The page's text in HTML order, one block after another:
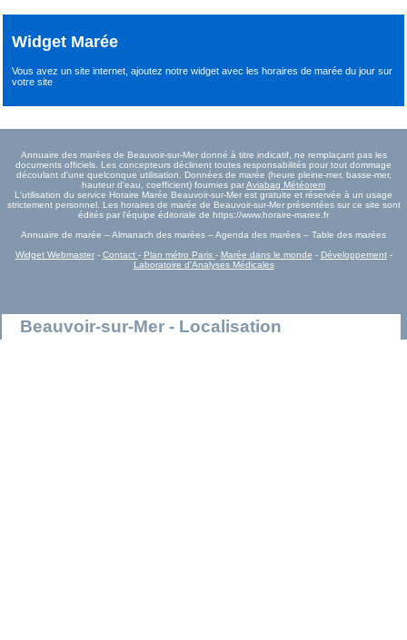
Widget Marée
Vous avez un site internet,ajoutez notre widget avec les horaires de marée du joursur
votre site
Annuaire des marées de Beauvoir-sur-Mer donné à titre indicatif, ne remplaçant pas les
documents officiels. Les concepteurs déclinent toutes responsabilités pour tout dommage
découlant d'une quelconque utilisation. Données de marée (heure pleine-mer, basse-mer,
hauteur d'eau, coefficient) fournies parAviabag Météorem
L'utilisation du service Horaire Marée Beauvoir-sur-Mer est gratuite et réservée à un usage
strictement personnel. Les horaires de marée de Beauvoir-sur-Mer présentées sur ce site sont
édités par l'équipe éditoriale de https://www.horaire-maree.fr
Annuaire de marée – Almanach des marées – Agenda des marées – Table des marées
Widget Webmaster- Contact - Plan métro Paris - Marée dans le monde - Développement-
Laboratoire d'Analyses Médicales
Beauvoir-sur-Mer - Localisation